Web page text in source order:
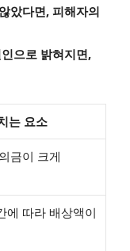
았다면, 피해자의
으로 밝혀지면,
는 요소
금이 크게
에 따라 배상액이